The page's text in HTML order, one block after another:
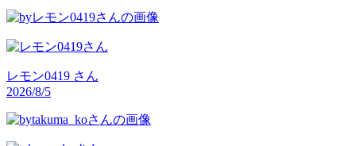
レモン0419 さん
2026/8/5